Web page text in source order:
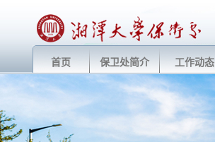
首页 保卫处简介 工作动态